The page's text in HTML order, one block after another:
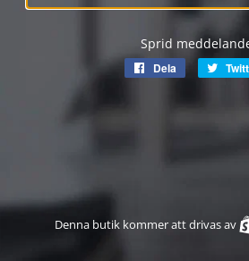
Sprid
Dela
Dela
Facebook
Denna butik kommer att drivas av